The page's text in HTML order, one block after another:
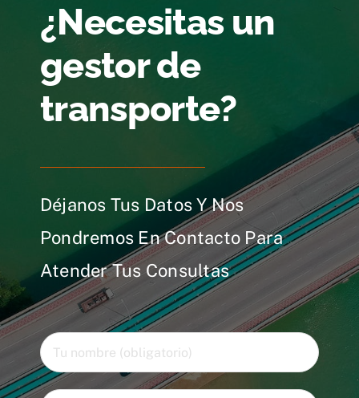
¿Necesitas un
gestor de
transporte?
Déjanos Tus Datos Y Nos
Pondremos En Contacto Para
Atender Tus Consultas